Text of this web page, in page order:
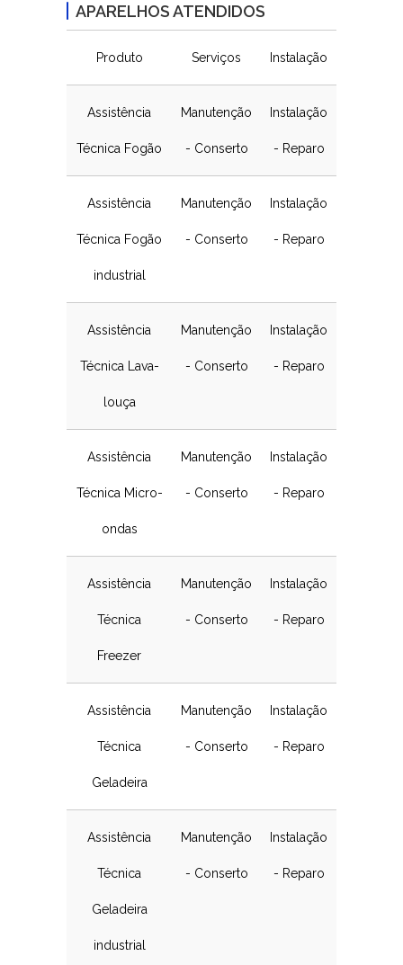
APARELHOS ATENDIDOS
Produto Serviços Instalação
Assistência
Técnica Fogão
Manutenção
- Conserto
Instalação
- Reparo
Assistência
Técnica Fogão
industrial
Manutenção
- Conserto
Instalação
- Reparo
Assistência
Técnica Lava-
louça
Manutenção
- Conserto
Instalação
- Reparo
Assistência
Técnica Micro-
ondas
Manutenção
- Conserto
Instalação
- Reparo
Assistência
Técnica
Freezer
Manutenção
- Conserto
Instalação
- Reparo
Assistência
Técnica
Geladeira
Manutenção
- Conserto
Instalação
- Reparo
Assistência
Técnica
Geladeira
industrial
Manutenção
- Conserto
Instalação
- Reparo